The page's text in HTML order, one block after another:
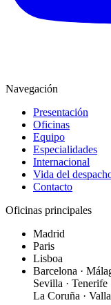
Navegación
Presentación
Oficinas
Equipo
Especialidades
Internacional
Vida del
Contacto
Oficinas principales
Madrid
Paris
Lisboa
Barcelona ·
Sevilla · Tenerife
La Coruña ·